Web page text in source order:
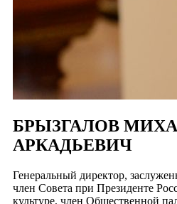
БРЫЗГАЛОВ
АРКАДЬЕВИЧ
Генеральный директор,
член Совета при Президенте
культуре, член Общественной